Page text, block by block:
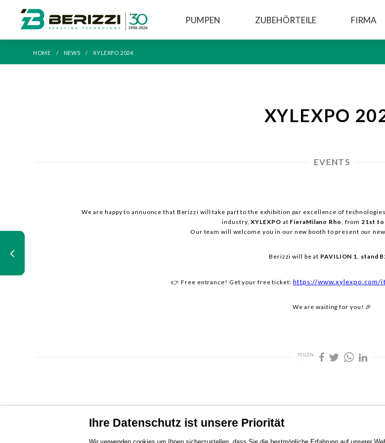
PUMPEN ZUBEHÖRTEILE FIRMA
HOME NEWS XYLEXPO 2024
XYLEXPO
EVENTS
We are happy to annuonce that Berizzi will take part to the exhibition par excellence of
industry,XYLEXPO at FieraMilano Rho, from21st to
Our team will welcome you in our new booth to present our
Berizzi will be at PAVILION 1, stand
👉 Free entrance! Get your free ticket: https://
We are waiting for you! 🎉
TEILEN
:
Ihre Datenschutz ist unsere Priorität